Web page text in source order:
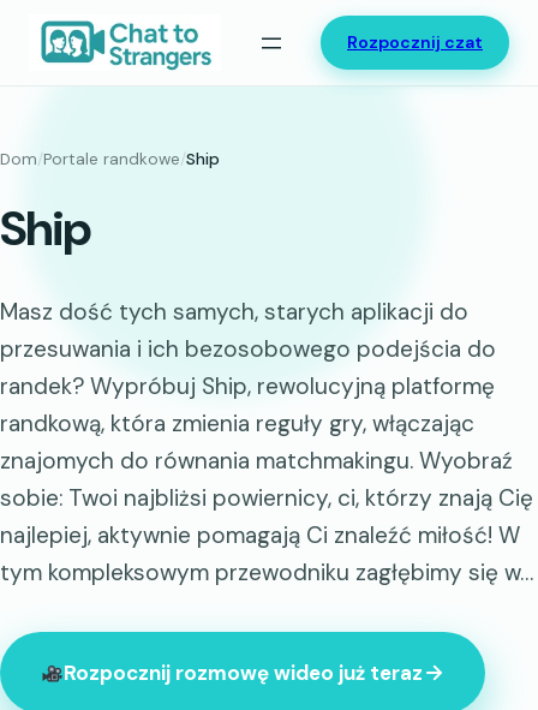
Przejdź
Rozpocznij czat
Dom/Portale randkowe/Ship
Ship
Masz dość tych samych, starych aplikacji do
przesuwania i ich bezosobowego podejścia do
randek? Wypróbuj Ship, rewolucyjną platformę
randkową, która zmienia reguły gry, włączając
znajomych do równania matchmakingu. Wyobraź
sobie: Twoi najbliżsi powiernicy, ci, którzy znają Cię
najlepiej, aktywnie pomagają Ci znaleźć miłość! W
tym kompleksowym przewodniku zagłębimy się w…
Rozpocznij rozmowę wideo już teraz